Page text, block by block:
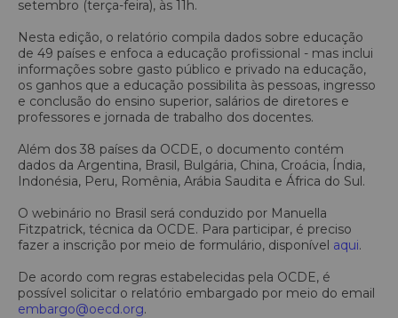
setembro (terça-feira), às 11h.
Nesta edição, o relatório compila dados sobre educação
de 49 países e enfoca a educação profissional - mas inclui
informações sobre gasto público e privado na educação,
os ganhos que a educação possibilita às pessoas, ingresso
e conclusão do ensino superior, salários de diretores e
professores e jornada de trabalho dos docentes.
Além dos 38 países da OCDE, o documento contém
dados da Argentina, Brasil, Bulgária, China, Croácia, Índia,
Indonésia, Peru, Romênia, Arábia Saudita e África do Sul.
O webinário no Brasil será conduzido por Manuella
Fitzpatrick, técnica da OCDE. Para participar, é preciso
fazer a inscrição por meio de formulário, disponível aqui.
De acordo com regras estabelecidas pela OCDE, é
possível solicitar o relatório embargado por meio do email
embargo@oecd.org.